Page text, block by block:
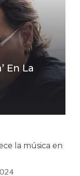
En La
la música en